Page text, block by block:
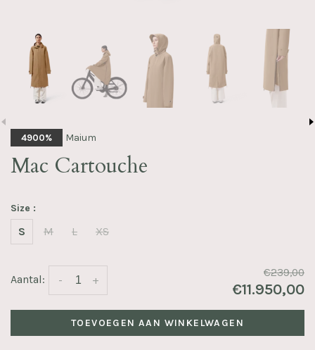
4900% Maium
Mac Cartouche
Size :
S M L XS
Aantal: +
-
€239,00
€11.950,00
TOEVOEGEN AAN WINKELWAGEN